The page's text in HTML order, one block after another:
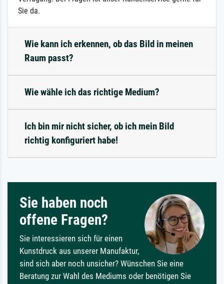
Sie da.
Wie kann ich erkennen, ob das Bild in meinen
Raum passt?
Wie wähle ich das richtige Medium?
Ich bin mir nicht sicher, ob ich mein Bild
richtig konfiguriert habe!
Sie haben noch
offene Fragen?
Sie interessieren sich für einen
Kunstdruck aus unserer Manufaktur,
sind sich aber noch unsicher? Wünschen Sie eine
Beratung zur Wahl des Mediums oder benötigen Sie